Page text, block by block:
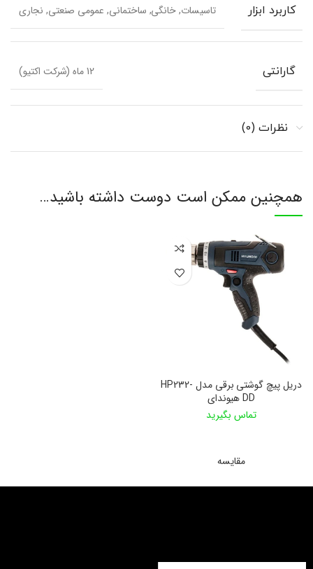
کاربرد ابزار تاسیسات, خانگی, ساختمانی, عمومی صنعتی, نجاری
گارانتی 12 ماه (شرکت اکتیو)
نظرات (0)
همچنین ممکن است دوست داشته باشید…
دریل پیچ گوشتی برقی مدل HP232-
DD هیوندای
تماس بگیرید
مقایسه